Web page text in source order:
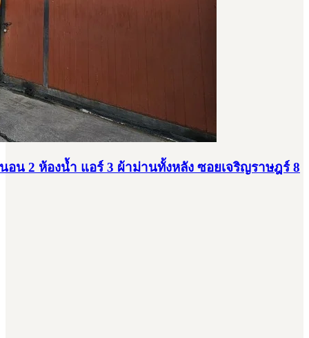
อน 2 ห้องน้ำ แอร์ 3 ผ้าม่านทั้งหลัง ซอยเจริญราษฎร์ 8